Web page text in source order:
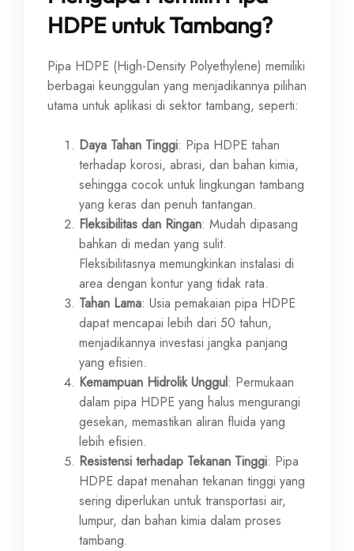
HDPE untuk Tambang?
Pipa HDPE (High-Density Polyethylene) memiliki
berbagai keunggulan yang menjadikannya pilihan
utama untuk aplikasi di sektor tambang, seperti:
Daya Tahan Tinggi: Pipa HDPE tahan
terhadap korosi, abrasi, dan bahan kimia,
sehingga cocok untuk lingkungan tambang
yang keras dan penuh tantangan.
Fleksibilitas dan Ringan: Mudah dipasang
bahkan di medan yang sulit.
Fleksibilitasnya memungkinkan instalasi di
area dengan kontur yang tidak rata.
Tahan Lama: Usia pemakaian pipa HDPE
dapat mencapai lebih dari 50 tahun,
menjadikannya investasi jangka panjang
yang efisien.
Kemampuan Hidrolik Unggul: Permukaan
dalam pipa HDPE yang halus mengurangi
gesekan, memastikan aliran fluida yang
lebih efisien.
Resistensi terhadap Tekanan Tinggi: Pipa
HDPE dapat menahan tekanan tinggi yang
sering diperlukan untuk transportasi air,
lumpur, dan bahan kimia dalam proses
tambang.